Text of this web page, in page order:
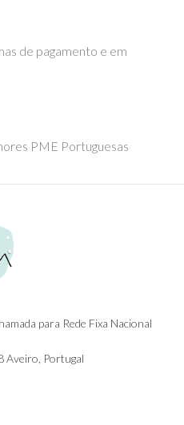
de pagamento e em
PME Portuguesas
para Rede Fixa Nacional
Aveiro, Portugal